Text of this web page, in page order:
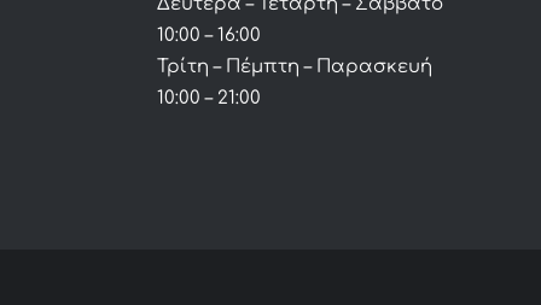
10:00 – 16:00
Τρίτη – Πέμπτη – Παρασκευή
10:00 – 21:00